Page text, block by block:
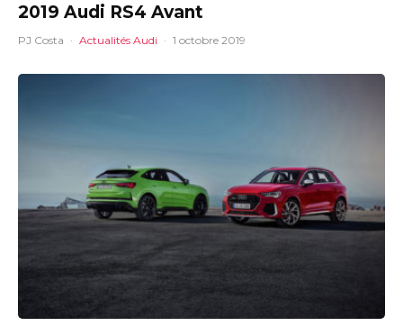
2019 Audi RS4 Avant
PJ Costa · Actualités Audi · 1 octobre 2019